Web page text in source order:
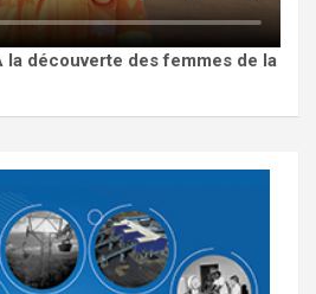
la découverte des femmes de la